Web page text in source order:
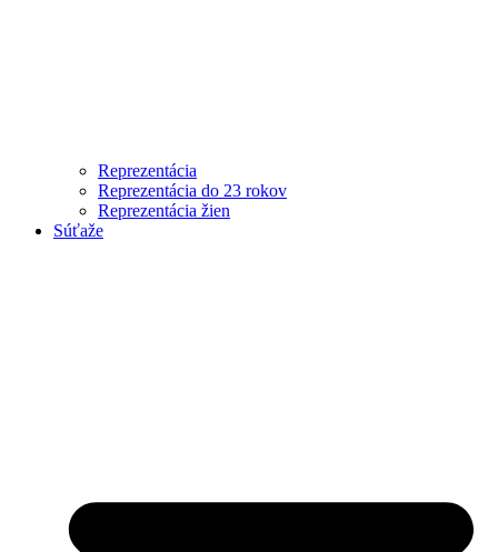
Reprezentácia
Reprezentácia do 23 rokov
Reprezentácia žien
Súťaže